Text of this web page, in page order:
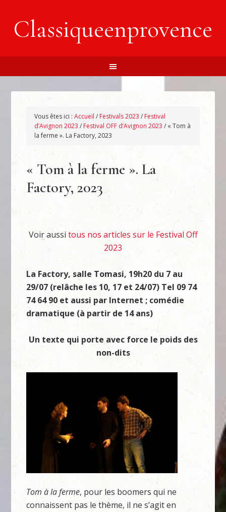
Classiqueenprovence
Vous êtes ici :Accueil / Festivals 2023 / Festival
d’Avignon 2023 / Festival OFF d’Avignon 2023 / « Tom à
la ferme ». La Factory, 2023
« Tom à la ferme ». La
Factory, 2023
Voir aussitous nos articles sur le Festival Off
2023
La Factory, salle Tomasi, 19h20 du 7 au
29/07 (relâche les 10, 17 et 24/07) Tel 09 74
74 64 90 et aussi par Internet ; comédie
dramatique (à partir de 14 ans)
Un texte qui porte avec force le poids des
non-dits
Tom à la ferme, pour les boomers qui ne
connaissent pas le thème, il ne s’agit en